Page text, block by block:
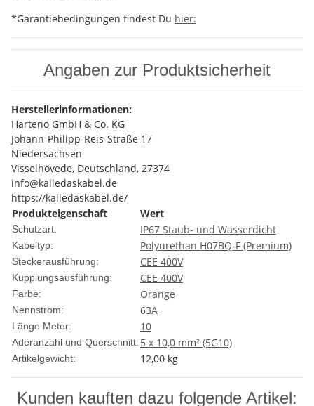
*Garantiebedingungen findest Du hier:
Angaben zur Produktsicherheit
Herstellerinformationen:
Harteno GmbH & Co. KG
Johann-Philipp-Reis-Straße 17
Niedersachsen
Visselhövede, Deutschland, 27374
info@kalledaskabel.de
https://kalledaskabel.de/
Produkteigenschaft
Wert
Schutzart: IP67 Staub- und Wasserdicht
Kabeltyp: Polyurethan H07BQ-F (Premium)
Steckerausführung: CEE 400V
Kupplungsausführung: CEE 400V
Farbe: Orange
Nennstrom: 63A
Länge Meter: 10
Aderanzahl und Querschnitt: 5 x 10,0 mm² (5G10)
Artikelgewicht: 12,00 kg
Kunden kauften dazu folgende Artikel: